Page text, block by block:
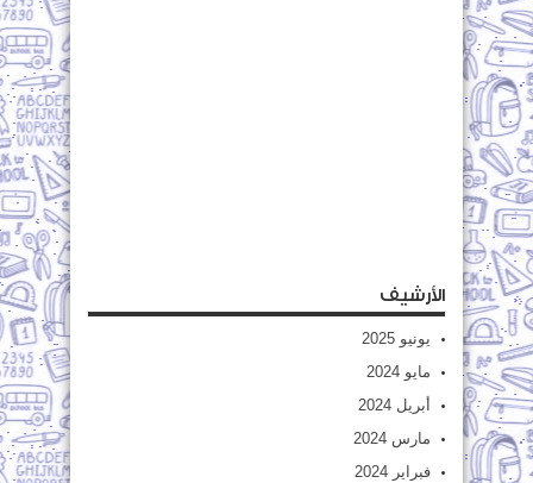
الأرشيف
يونيو 2025
مايو 2024
أبريل 2024
مارس 2024
فبراير 2024